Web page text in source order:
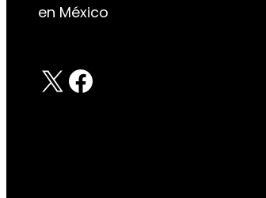
en México
X Facebook